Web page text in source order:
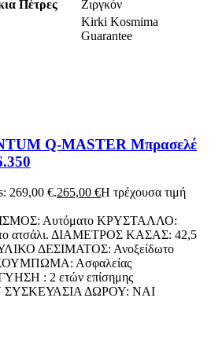
Πέτρες
Ζιργκόν
Kirki Kosmima
Guarantee
Q-MASTER Μπρασελέ
269,00 €.265,00 €Η τρέχουσα τιμή
Αυτόματο ΚΡΥΣΤΑΛΛΟ:
ατσάλι. ΔΙΑΜΕΤΡΟΣ ΚΑΣΑΣ: 42,5
ΔΕΣΙΜΑΤΟΣ: Ανοξείδωτο
Ασφαλείας
: 2 ετών επίσημης
ΣΥΣΚΕΥΑΣΙΑ ΔΩΡΟΥ: NAI